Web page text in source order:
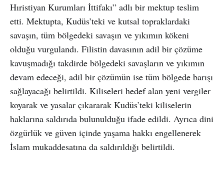
Hıristiyan Kurumları İttifakı” adlı bir mektup teslim
etti. Mektupta, Kudüs’teki ve kutsal topraklardaki
savaşın, tüm bölgedeki savaşın ve yıkımın kökeni
olduğu vurgulandı. Filistin davasının adil bir çözüme
kavuşmadığı takdirde bölgedeki savaşların ve yıkımın
devam edeceği, adil bir çözümün ise tüm bölgede barışı
sağlayacağı belirtildi. Kiliseleri hedef alan yeni vergiler
koyarak ve yasalar çıkararak Kudüs’teki kiliselerin
haklarına saldırıda bulunulduğu ifade edildi. Ayrıca dini
özgürlük ve güven içinde yaşama hakkı engellenerek
İslam mukaddesatına da saldırıldığı belirtildi.